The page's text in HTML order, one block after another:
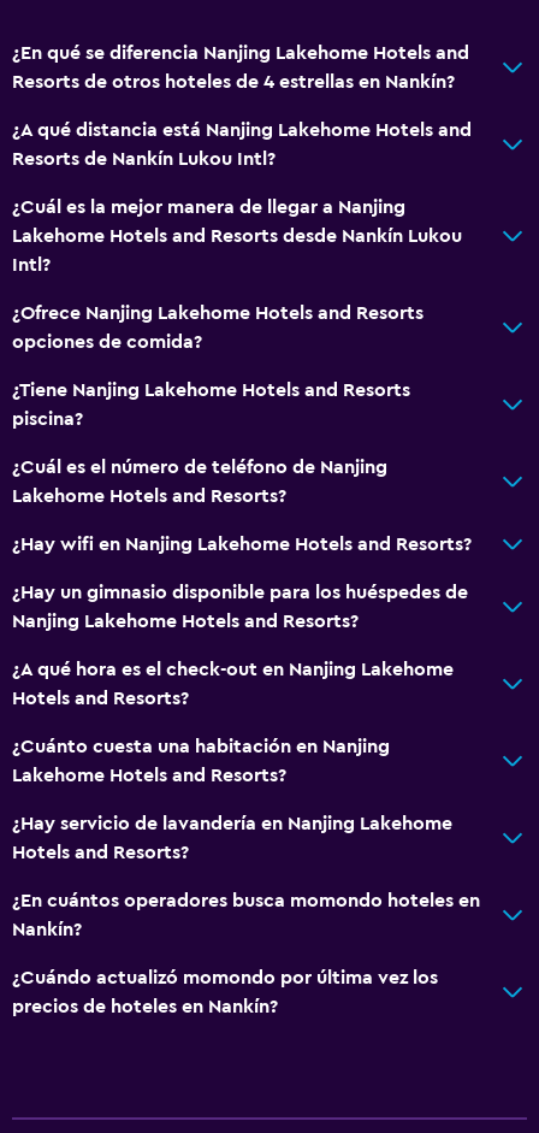
Servicios de lavandería/tintorería
Restaurante
Desayuno en la habitación
Salón de belleza
Caja fuerte
Estacionamiento y transporte
Traslado al aeropuerto (con cargos)
General
Comidas para niños
Gimnasio
Gimnasio
¿En qué se diferencia Nanjing Lakehome Hotels and
Resorts de otros hoteles de 4 estrellas en Nankín?
¿A qué distancia está Nanjing Lakehome Hotels and
Resorts de Nankín Lukou Intl?
¿Cuál es la mejor manera de llegar a Nanjing
Lakehome Hotels and Resorts desde Nankín Lukou
Intl?
¿Ofrece Nanjing Lakehome Hotels and Resorts
opciones de comida?
¿Tiene Nanjing Lakehome Hotels and Resorts
piscina?
¿Cuál es el número de teléfono de Nanjing
Lakehome Hotels and Resorts?
¿Hay wifi en Nanjing Lakehome Hotels and Resorts?
¿Hay un gimnasio disponible para los huéspedes de
Nanjing Lakehome Hotels and Resorts?
¿A qué hora es el check-out en Nanjing Lakehome
Hotels and Resorts?
¿Cuánto cuesta una habitación en Nanjing
Lakehome Hotels and Resorts?
¿Hay servicio de lavandería en Nanjing Lakehome
Hotels and Resorts?
¿En cuántos operadores busca momondo hoteles en
Nankín?
¿Cuándo actualizó momondo por última vez los
precios de hoteles en Nankín?